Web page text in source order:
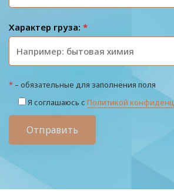
Характер груза: *
* – обязательные для заполнения поля
Я соглашаюсь с Политикой
Отправить